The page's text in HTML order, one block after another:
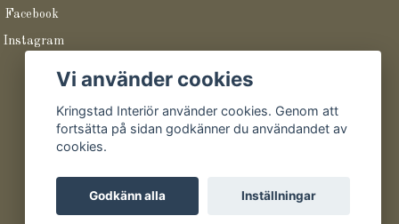
Facebook
Instagram
Vi använder cookies
Kringstad Interiör använder cookies. Genom att
fortsätta på sidan godkänner du användandet av
cookies.
Godkänn alla Inställningar